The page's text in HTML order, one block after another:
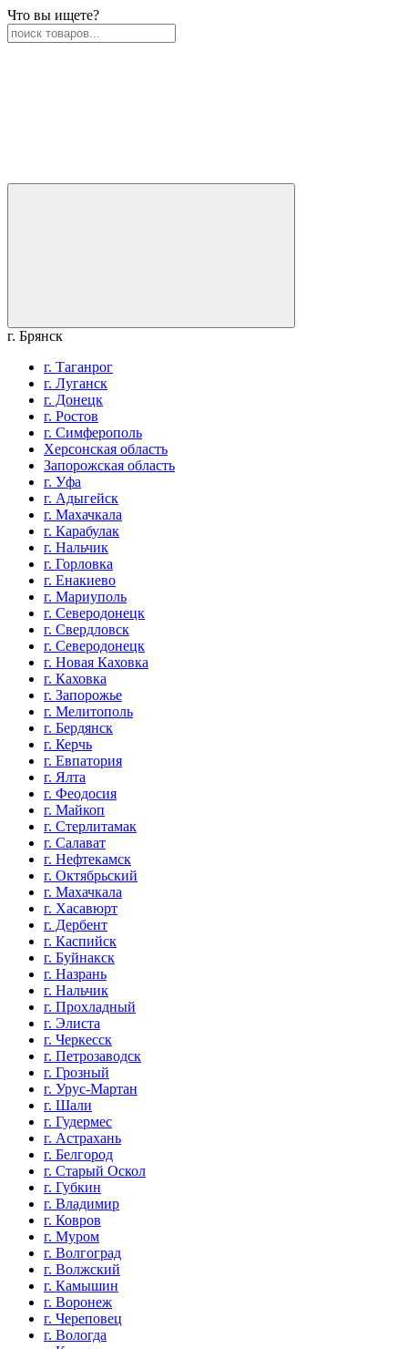
Что вы ищете?
г. Брянск
г. Таганрог
г. Луганск
г. Донецк
г. Ростов
г. Симферополь
Херсонская область
Запорожская область
г. Уфа
г. Адыгейск
г. Махачкала
г. Карабулак
г. Нальчик
г. Горловка
г. Енакиево
г. Мариуполь
г. Северодонецк
г. Свердловск
г. Северодонецк
г. Новая Каховка
г. Каховка
г. Запорожье
г. Мелитополь
г. Бердянск
г. Керчь
г. Евпатория
г. Ялта
г. Феодосия
г. Майкоп
г. Стерлитамак
г. Салават
г. Нефтекамск
г. Октябрьский
г. Махачкала
г. Хасавюрт
г. Дербент
г. Каспийск
г. Буйнакск
г. Назрань
г. Нальчик
г. Прохладный
г. Элиста
г. Черкесск
г. Петрозаводск
г. Грозный
г. Урус-Мартан
г. Шали
г. Гудермес
г. Астрахань
г. Белгород
г. Старый Оскол
г. Губкин
г. Владимир
г. Ковров
г. Муром
г. Волгоград
г. Волжский
г. Камышин
г. Воронеж
г. Череповец
г. Вологда